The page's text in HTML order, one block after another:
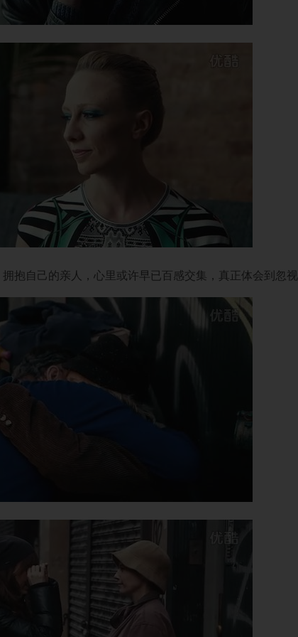
抱自己的亲人，心里或许早已百感交集，真正体会到忽视